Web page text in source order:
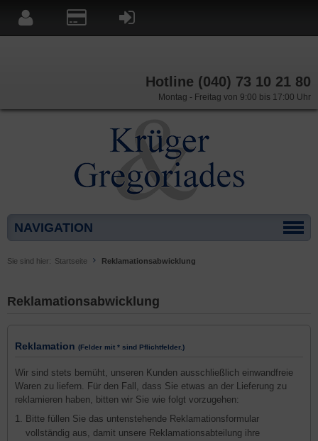
Hotline (040) 73 10 21 80
Montag - Freitag von 9:00 bis 17:00 Uhr
NAVIGATION
Sie sind hier: Startseite Reklamationsabwicklung
Reklamationsabwicklung
Reklamation (Felder mit * sind Pflichtfelder.)
Wir sind stets bemüht, unseren Kunden ausschließlich einwandfreie
Waren zu liefern. Für den Fall, dass Sie etwas an der Lieferung zu
reklamieren haben, bitten wir Sie wie folgt vorzugehen:
Bitte füllen Sie das untenstehende Reklamationsformular
vollständig aus, damit unsere Reklamationsabteilung ihre